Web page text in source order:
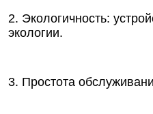
2. Экологичность:
экологии.
3. Простота